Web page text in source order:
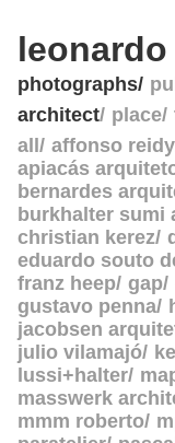
photographs
architect place
all
affonso reidy
apiacás
bernardes
burkhalter sumi
christian kerez
eduardo souto
franz heep gap
gustavo penna
jacobsen
julio vilamajó
lussi+halter
masswerk
mmm roberto